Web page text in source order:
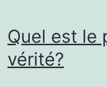
Quel est le
vérité?